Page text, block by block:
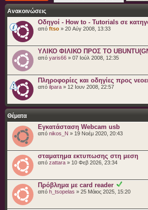
Ανακοινώσεις
Οδηγοί - How to - Tutorials σε
από ftso » 20 Αύγ 2008, 13:33
YΛΙΚΟ ΦΙΛΙΚΟ ΠΡΟΣ ΤΟ
από yaris66 » 07 Ιούλ 2008, 12:35
Πληροφορίες και οδηγίες προς
από ilpara » 12 Ιουν 2008, 22:57
Θέματα
Εγκατάσταση Webcam usb
από nikos_N » 19 Νοέμ 2020, 20:43
σταματημα εκτυπωσης στη μεση
από zattara » 10 Φεβ 2026, 23:34
Πρόβλημα με card reader
από h_tsopelas » 25 Μάιος 2025, 15:20